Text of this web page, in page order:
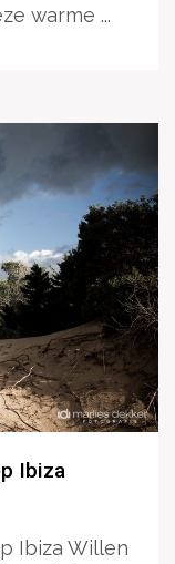
warme ...
Ibiza
Ibiza Willen